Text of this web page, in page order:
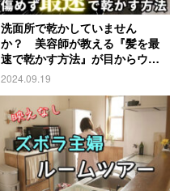
洗面所で乾かしていません
か？ 美容師が教える『髪を最
速で乾かす方法』が目からウロ
コ
2024.09.19